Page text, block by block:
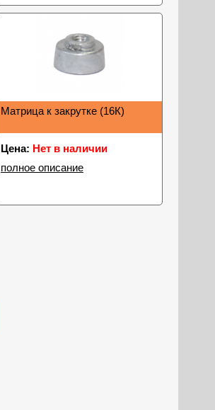
Матрица к закрутке (16К)
Цена: Нет в наличии
полное описание